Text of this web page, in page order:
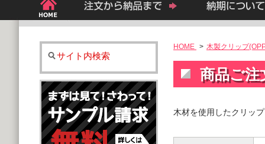
HOME > 木製クリップ
商品ご注
木材を使用したクリッ
サイト内検索